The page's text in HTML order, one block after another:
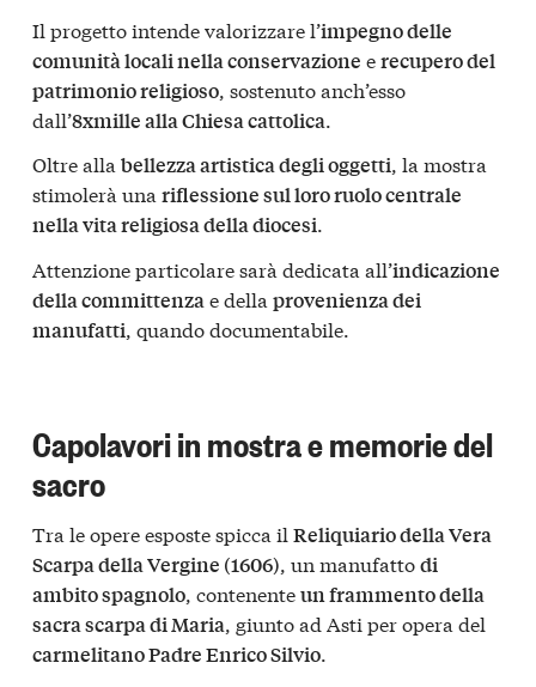
Il progetto intende valorizzare l’impegno delle
comunità locali nella conservazione erecupero del
patrimonio religioso , sostenuto anch’esso
dall’8xmille alla Chiesa cattolica
Oltre alla bellezza artistica degli oggetti, la mostra
stimolerà una riflessione sul loro ruolo centrale
nella vita religiosa della diocesi.
Attenzione particolare sarà dedicata all’indicazione
della committenzae della provenienza dei
manufatti, quando documentabile.
Capolavori in mostra e memorie del
sacro
Tra le opere esposte spicca il Reliquiario della Vera
Scarpa della Vergine (1606) , un manufattodi
ambito spagnolo , contenenteun frammento della
sacra scarpa di Maria , giunto ad Asti per opera del
carmelitano Padre Enrico Silvio